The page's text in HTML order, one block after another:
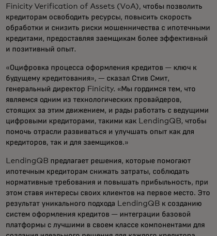
Finicity Verification of Assets (VoA), чтобы позволить
кредиторам освободить ресурсы, повысить скорость
обработки и снизить риски мошенничества с ипотечными
кредитами, предоставляя заемщикам более эффективный
и позитивный опыт.
«Оцифровка процесса оформления кредитов — ключ к
будущему кредитования», — сказал Стив Смит,
генеральный директор Finicity. «Мы гордимся тем, что
являемся одним из технологических провайдеров,
стоящих за этим движением, и рады работать с ведущими
цифровыми кредиторами, такими как LendingQB, чтобы
помочь отрасли развиваться и улучшать опыт как для
кредиторов, так и для заемщиков.»
LendingQB предлагает решения, которые помогают
ипотечным кредиторам снижать затраты, соблюдать
нормативные требования и повышать прибыльность, при
этом ставя интересы своих клиентов на первое место. Это
результат уникального подхода LendingQB к созданию
систем оформления кредитов — интеграции базовой
платформы с лучшими в своем классе компонентами для